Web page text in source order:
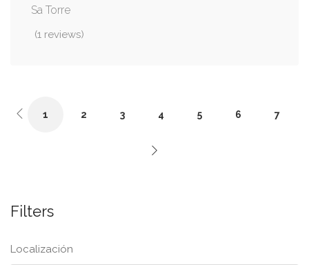
Sa Torre
(1 reviews)
1 2 3 4 5 6 7
Filters
Localización